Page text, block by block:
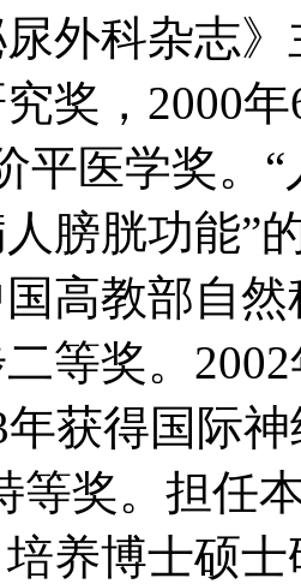
外科杂志》
奖，2000
平医学奖。
膀胱功能”
高教部自
等奖。
年获得国际
等奖。担任
养博士硕